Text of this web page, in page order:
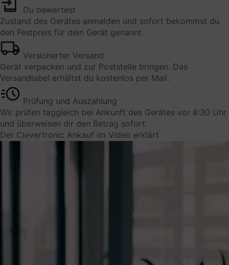
Du bewertest
Zustand des Gerätes anmelden und sofort bekommst du
den Festpreis für dein Gerät genannt.
Versicherter Versand
Gerät verpacken und zur Poststelle bringen. Das
Versandlabel erhältst du kostenlos per Mail.
Prüfung und Auszahlung
Wir prüfen taggleich bei Ankunft des Gerätes vor 8:30 Uhr
und überweisen dir den Betrag sofort.
Der Clevertronic Ankauf im Video erklärt
Weltweit
Datenempfänger
Trustpilot A/S
Datenschutzbeauftragter der
verarbeitenden Firma
privacy@trustpilot.com
Weitere Informationen und Opt-Out
https://de.legal.trustpilot.com/for-reviewers/end-
user-privacy-terms